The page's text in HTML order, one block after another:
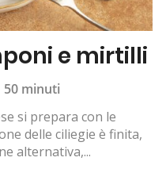
e mirtilli
50 minuti
si prepara con le
delle ciliegie è finita,
alternativa,...